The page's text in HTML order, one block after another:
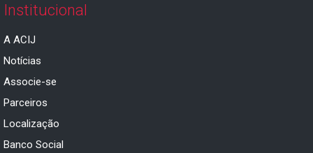
Institucional
A ACIJ
Notícias
Associe-se
Parceiros
Localização
Banco Social